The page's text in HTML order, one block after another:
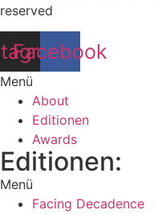
reserved
Facebook
Menü
About
Editionen
Awards
Editionen:
Menü
Facing Decadence